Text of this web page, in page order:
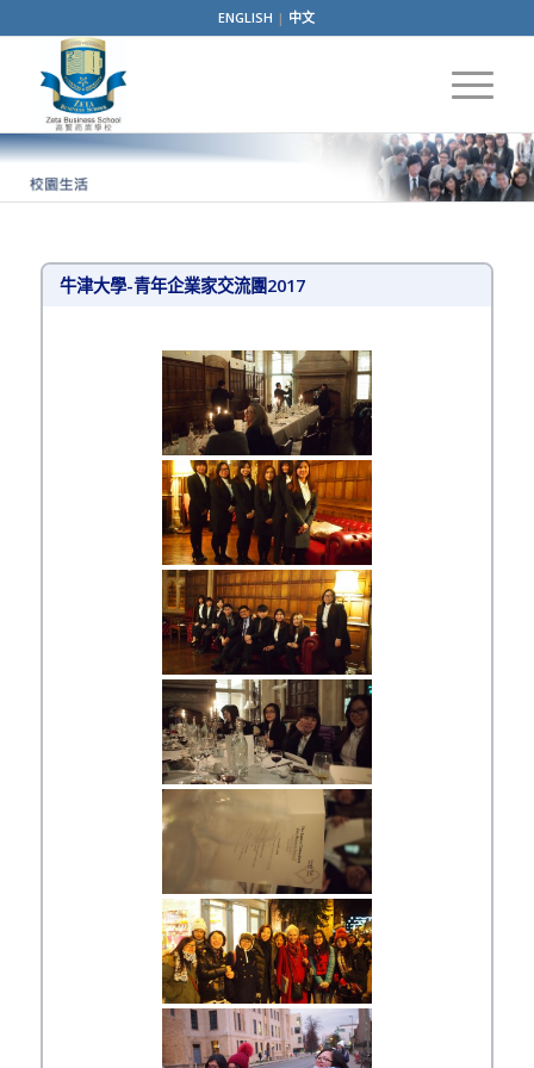
ENGLISH | 中文
牛津大學-青年企業家交流團2017